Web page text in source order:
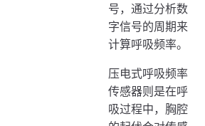
号，通过分析数
字信号的周期来
计算呼吸频率。
压电式呼吸频率
传感器则是在呼
吸过程中，胸腔